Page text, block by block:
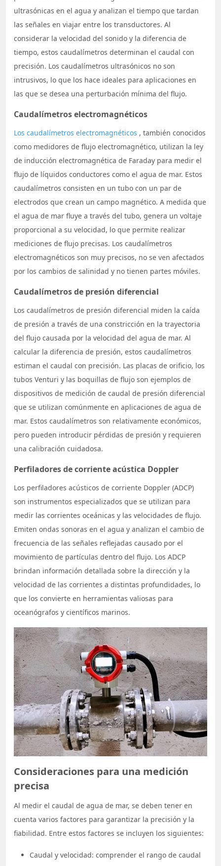
ultrasónicas en el agua y analizan el tiempo que tardan
las señales en viajar entre los transductores. Al
considerar la velocidad del sonido y la diferencia de
tiempo, estos caudalímetros determinan el caudal con
precisión. Los caudalímetros ultrasónicos no son
intrusivos, lo que los hace ideales para aplicaciones en
las que se desea una perturbación mínima del flujo.
Caudalímetros electromagnéticos
Los caudalímetros electromagnéticos , también conocidos
como medidores de flujo electromagnético, utilizan la ley
de inducción electromagnética de Faraday para medir el
flujo de líquidos conductores como el agua de mar. Estos
caudalímetros consisten en un tubo con un par de
electrodos que crean un campo magnético. A medida que
el agua de mar fluye a través del tubo, genera un voltaje
proporcional a su velocidad, lo que permite realizar
mediciones de flujo precisas. Los caudalímetros
electromagnéticos son muy precisos, no se ven afectados
por los cambios de salinidad y no tienen partes móviles.
Caudalímetros de presión diferencial
Los caudalímetros de presión diferencial miden la caída
de presión a través de una constricción en la trayectoria
del flujo causada por la velocidad del agua de mar. Al
calcular la diferencia de presión, estos caudalímetros
estiman el caudal con precisión. Las placas de orificio, los
tubos Venturi y las boquillas de flujo son ejemplos de
dispositivos de medición de caudal de presión diferencial
que se utilizan comúnmente en aplicaciones de agua de
mar. Estos caudalímetros son relativamente económicos,
pero pueden introducir pérdidas de presión y requieren
una calibración cuidadosa.
Perfiladores de corriente acústica Doppler
Los perfiladores acústicos de corriente Doppler (ADCP)
son instrumentos especializados que se utilizan para
medir las corrientes oceánicas y las velocidades de flujo.
Emiten ondas sonoras en el agua y analizan el cambio de
frecuencia de las señales reflejadas causado por el
movimiento de partículas dentro del flujo. Los ADCP
brindan información detallada sobre la dirección y la
velocidad de las corrientes a distintas profundidades, lo
que los convierte en herramientas valiosas para
oceanógrafos y científicos marinos.
Consideraciones para una medición
precisa
Al medir el caudal de agua de mar, se deben tener en
cuenta varios factores para garantizar la precisión y la
fiabilidad. Entre estos factores se incluyen los siguientes:
Caudal y velocidad: comprender el rango de caudal